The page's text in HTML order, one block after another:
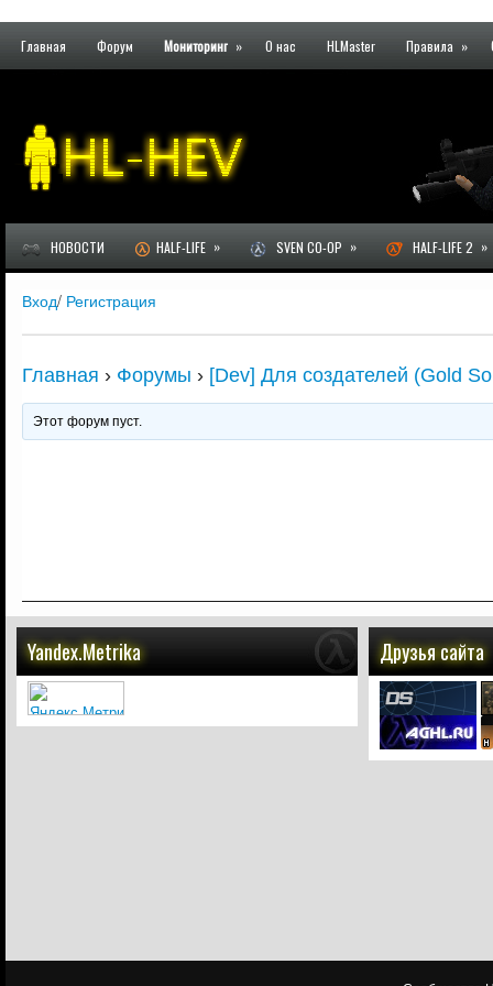
Главная Форум Мониторинг » О нас HLMaster Правила »
НОВОСТИ HALF-LIFE » SVEN CO-OP » HALF-LIFE 2 »
Вход/ Регистрация
Главная › Форумы › [Dev] Для создателей (Gold
Этот форум пуст.
Yandex.Metrika Друзья сайта